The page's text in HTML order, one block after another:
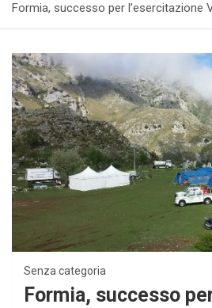
Formia, successo per l’esercitazione
Senza categoria
Formia, successo